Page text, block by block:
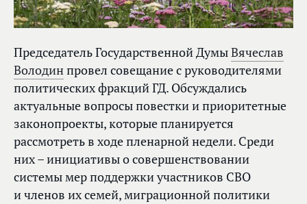
Председатель Государственной ДумыВячеслав
Володинпровел совещание с руководителями
политических фракций ГД. Обсуждались
актуальные вопросы повестки и приоритетные
законопроекты, которые планируется
рассмотреть в ходе пленарной недели. Среди
них – инициативы о совершенствовании
системы мер поддержки участников СВО
и членов их семей, миграционной политики